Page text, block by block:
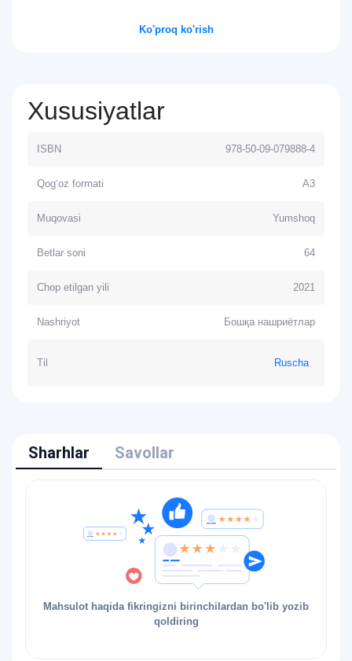
Ko'proq ko'rish
Xususiyatlar
ISBN 978-50-09-079888-4
Qog‘oz formati А3
Muqovasi Yumshoq
Betlar soni 64
Chop etilgan yili 2021
Nashriyot Бошқа нашриётлар
Til Ruscha
Sharhlar Savollar
Mahsulot haqida fikringizni birinchilardan bo'lib yozib
qoldiring